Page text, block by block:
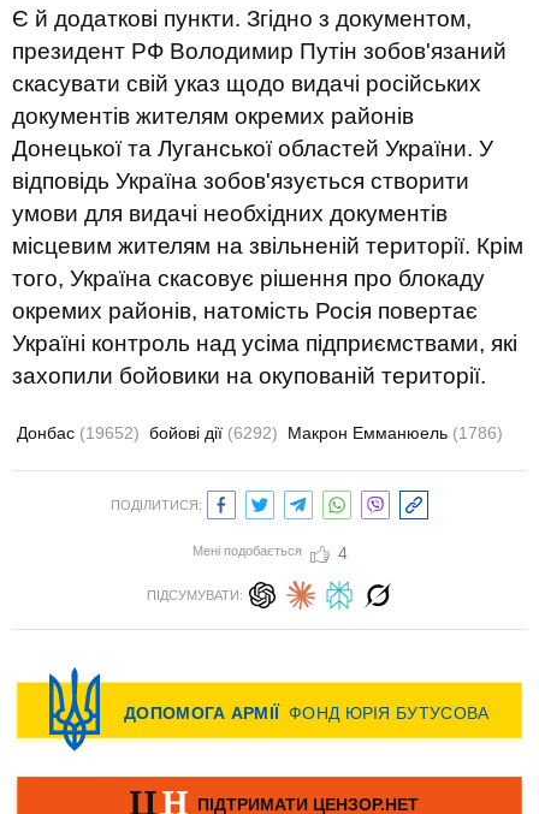
Є й додаткові пункти. Згідно з документом,
президент РФ Володимир Путін зобов'язаний
скасувати свій указ щодо видачі російських
документів жителям окремих районів
Донецької та Луганської областей України. У
відповідь Україна зобов'язується створити
умови для видачі необхідних документів
місцевим жителям на звільненій території. Крім
того, Україна скасовує рішення про блокаду
окремих районів, натомість Росія повертає
Україні контроль над усіма підприємствами, які
захопили бойовики на окупованій території.
Донбас (19652) бойові дії (6292) Макрон Емманюель (1786)
ПОДІЛИТИСЯ:
Мені подобається 4
ПІДСУМУВАТИ: